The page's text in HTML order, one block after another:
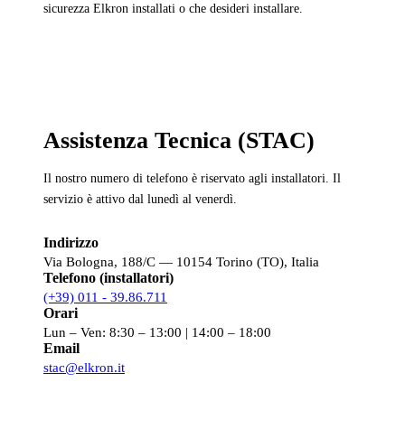
sicurezza Elkron installati o che desideri installare.
Assistenza Tecnica (STAC)
Il nostro numero di telefono è riservato agli installatori. Il
servizio è attivo dal lunedì al venerdì.
Indirizzo
Via Bologna, 188/C — 10154 Torino (TO), Italia
Telefono (installatori)
(+39) 011 - 39.86.711
Orari
Lun – Ven: 8:30 – 13:00 | 14:00 – 18:00
Email
stac@elkron.it